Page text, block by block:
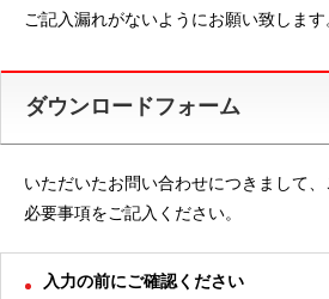
ご記入漏れがないようにお願い致します
ダウンロードフォーム
いただいたお問い合わせにつきまして
必要事項をご記入ください。
入力の前にご確認ください